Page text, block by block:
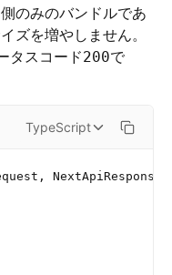
のみのバンドルであ
ズを増やしません。
タスコード200で
TypeScript